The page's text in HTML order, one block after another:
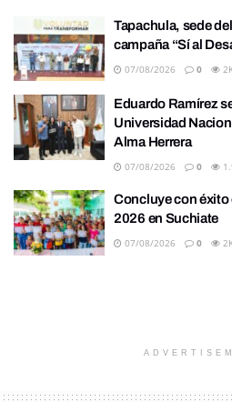
Tapachula, sede
campaña “Sí al
07/08/2026 0
Eduardo Ramírez
Universidad
Alma Herrera
07/08/2026 0
Concluye con éxito
2026 en Suchiate
07/08/2026 0